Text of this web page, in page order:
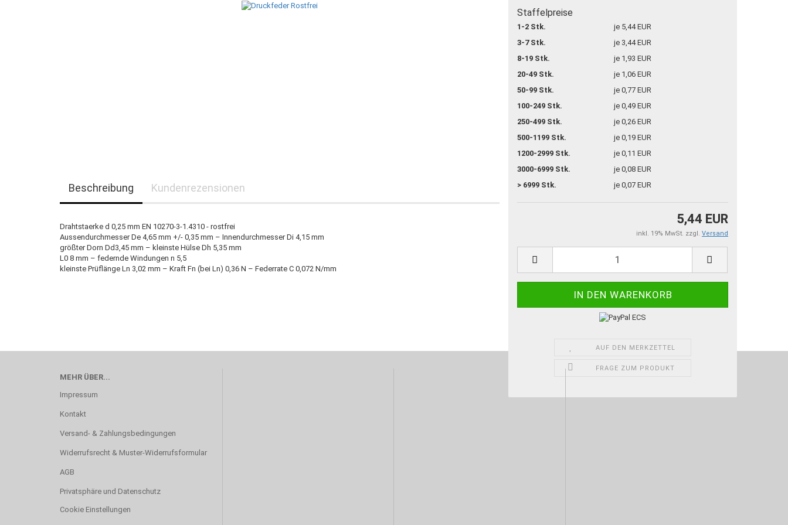
Staffelpreise
1-2 Stk.
je 5,44 EUR
3-7 Stk.
je 3,44 EUR
8-19 Stk.
je 1,93 EUR
20-49 Stk.
je 1,06 EUR
50-99 Stk.
je 0,77 EUR
100-249 Stk.
je 0,49 EUR
250-499 Stk.
je 0,26 EUR
500-1199 Stk.
je 0,19 EUR
1200-2999 Stk.
je 0,11 EUR
3000-6999 Stk.
je 0,08 EUR
> 6999 Stk.
je 0,07 EUR
5,44 EUR
inkl. 19% MwSt. zzgl. Versand
AUF DEN MERKZETTEL
FRAGE ZUM PRODUKT
Beschreibung Kundenrezensionen
Drahtstaerke d 0,25 mm EN 10270-3-1.4310 - rostfrei
Aussendurchmesser De 4,65 mm +/- 0,35 mm – Innendurchmesser Di 4,15 mm
größter Dorn Dd3,45 mm – kleinste Hülse Dh 5,35 mm
L0 8 mm – federnde Windungen n 5,5
kleinste Prüflänge Ln 3,02 mm – Kraft Fn (bei Ln) 0,36 N – Federrate C 0,072 N/mm
MEHR ÜBER...
Impressum
Kontakt
Versand- & Zahlungsbedingungen
Widerrufsrecht & Muster-Widerrufsformular
AGB
Privatsphäre und Datenschutz
Cookie Einstellungen